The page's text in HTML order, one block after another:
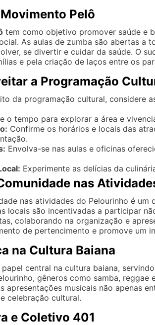
Pelô
tem como objetivo promover saúde e
As aulas de zumba são abertas a
se divertir e cuidar da saúde. O
e pela criação de laços entre os
a Programação
da programação cultural, considere
o tempo para explorar a área e
Confirme os horários e locais das
Envolva-se nas aulas e oficinas
Experimente as delícias da
nas
nas atividades do Pelourinho é um
locais são incentivadas a participar
colaborando na organização e
de pertencimento e promove um
na Cultura Baiana
papel central na cultura baiana,
gêneros como samba,
apresentações musicais não apenas
celebração cultural.
e Coletivo 401